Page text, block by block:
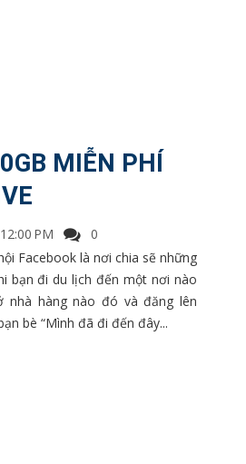
MIỄN PHÍ
PM
0
Facebook là nơi chia sẽ những
bạn đi du lịch đến một nơi nào
hàng nào đó và đăng lên
bè “Mình đã đi đến đây...